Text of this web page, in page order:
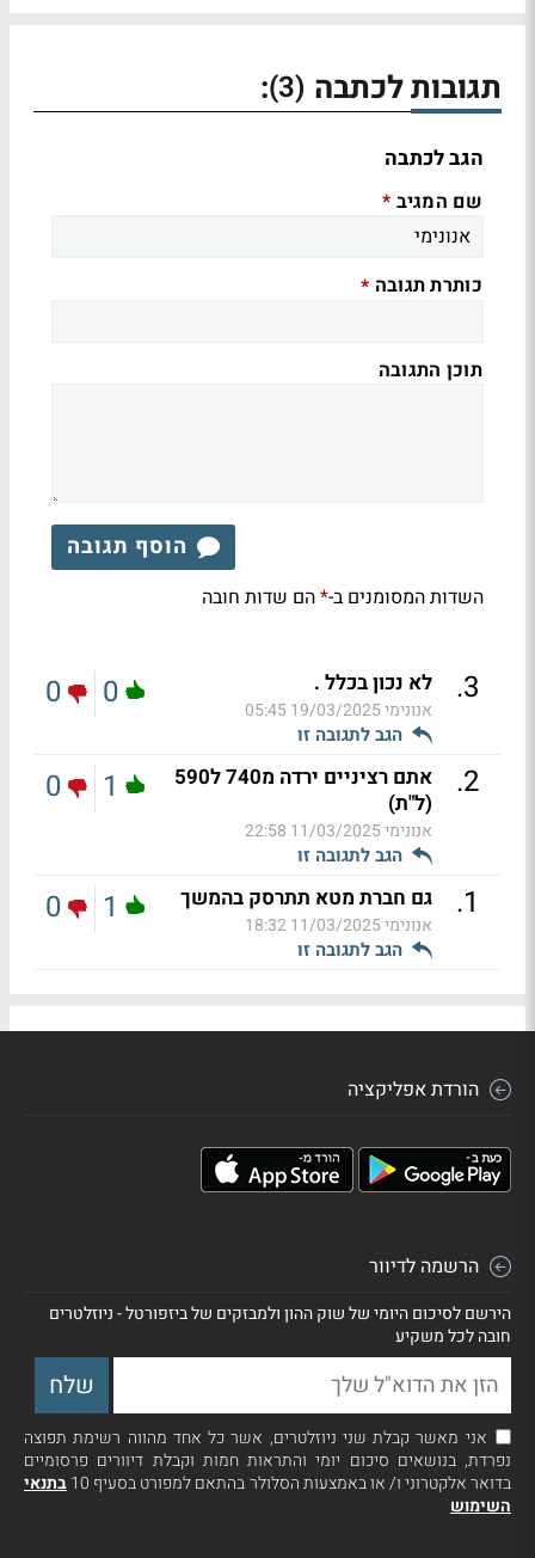
תגובות לכתבה (3)
:
הגב לכתבה
שם המגיב *
כותרת תגובה *
תוכן התגובה
הוסף תגובה
השדות המסומנים ב-*הם שדות חובה
3
. לא נכון בכלל .
אנונימי19/03/2025 05:45
הגב לתגובה זו
0
0
2
.
אתם רציניים ירדה מ740 ל590
(ל"ת)
אנונימי11/03/2025 22:58
הגב לתגובה זו
1
0
1
. גם חברת מטא תתרסק בהמשך
אנונימי11/03/2025 18:32
הגב לתגובה זו
1
0
הורדת אפליקציה
הרשמה לדיוור
הירשם לסיכום היומי של שוק ההון ולמבזקים של ביזפורטל - ניוזלטרים
חובה לכל משקיע
אני מאשר קבלת שני ניוזלטרים, אשר כל אחד מהווה רשימת תפוצה
נפרדת, בנושאים סיכום יומי והתראות חמות וקבלת דיוורים פרסומיים
בדואר אלקטרוני ו/ או באמצעות הסלולר בהתאם למפורט בסעיף 10
בתנאי
השימוש